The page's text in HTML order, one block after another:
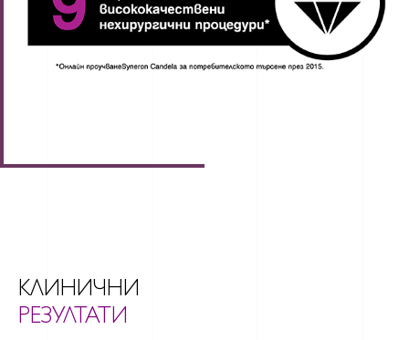
КЛИНИЧНИ
РЕЗУЛТАТИ